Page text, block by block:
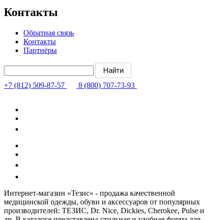
Контакты
Обратная связь
Контакты
Партнёры
+7 (812) 509-87-57 8 (800) 707-73-93
Интернет-магазин «Тезис» - продажа качественной
медицинской одежды, обуви и аксессуаров от популярных
производителей: ТЕЗИС, Dr. Nice, Dickies, Cherokee, Pulse и